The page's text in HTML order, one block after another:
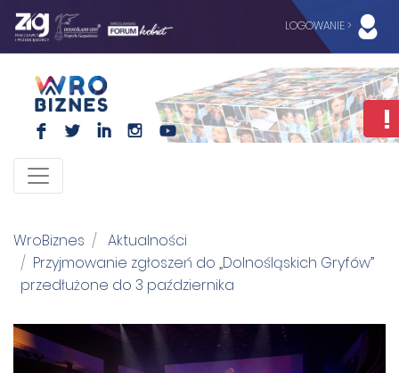
LOGOWANIE >
F L I I
WroBiznes
Aktualności
Przyjmowanie zgłoszeń do „Dolnośląskich Gryfów”
przedłużone do 3 października